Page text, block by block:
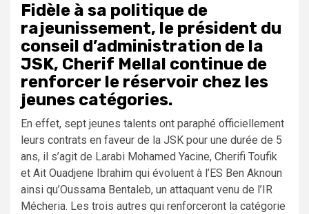
Fidèle à sa politique de
rajeunissement, le président du
conseil d’administration de la
JSK, Cherif Mellal continue de
renforcer le réservoir chez les
jeunes catégories.
En effet, sept jeunes talents ont paraphé officiellement
leurs contrats en faveur de la JSK pour une durée de 5
ans, il s’agit de Larabi Mohamed Yacine, Cherifi Toufik
et Ait Ouadjene Ibrahim qui évoluent à l’ES Ben Aknoun
ainsi qu’Oussama Bentaleb, un attaquant venu de l’IR
Mécheria. Les trois autres qui renforceront la catégorie